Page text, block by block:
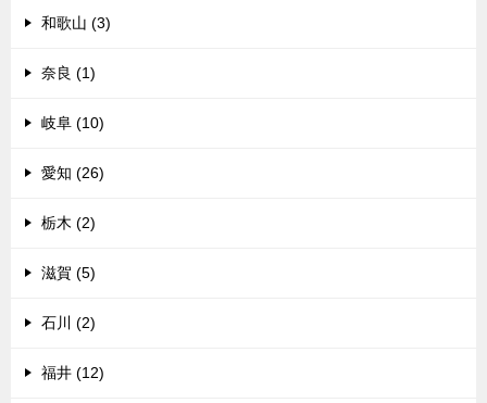
和歌山 (3)
奈良 (1)
岐阜 (10)
愛知 (26)
栃木 (2)
滋賀 (5)
石川 (2)
福井 (12)